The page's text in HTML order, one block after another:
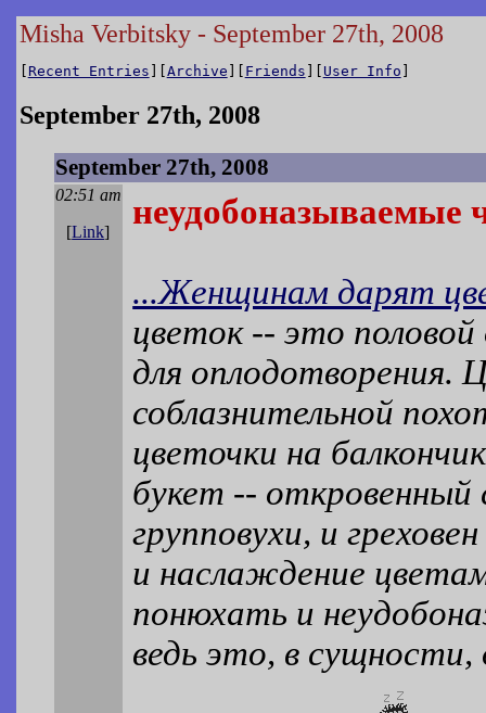
Misha Verbitsky - September 27th, 2008
[ Recent Entries ][Archive ][ Friends ][ User Info ]
September 27th, 2008
September 27th, 2008
02:51 am
[Link]
...Женщинам дарят
цветок -- это
для оплодотворения.
соблазнительной
цветочки на
букет -- откровенный
групповухи, и
и наслаждение
понюхать и
ведь это, в